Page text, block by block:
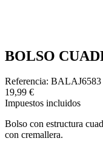
BOLSO
Referencia: BALAJ6583
19,99 €
Impuestos incluidos
Bolso con estructura
con cremallera.